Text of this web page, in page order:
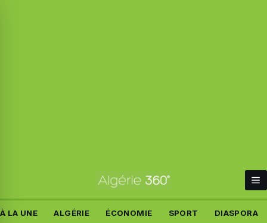
À LA UNE ALGÉRIE ÉCONOMIE SPORT DIASPORA